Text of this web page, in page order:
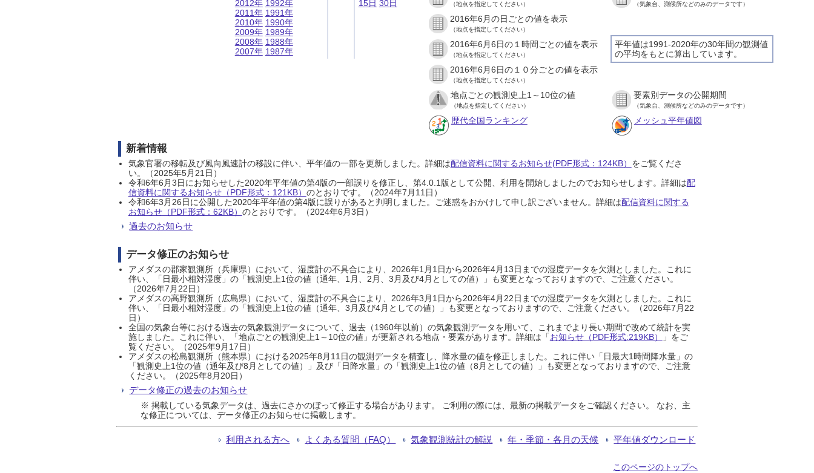
2012年
2011年
2010年
2009年
2008年
2007年
1992年
1991年
1990年
1989年
1988年
1987年
15日 30日
（地点を指定してください） （気象台、測候所などのみのデータです）
2016年6月の日ごとの値を表示
（地点を指定してください）
平年値は1991-2020年の30年間の観測値
の平均をもとに算出しています。
2016年6月6日の１時間ごとの値を表示
（地点を指定してください）
2016年6月6日の１０分ごとの値を表示
（地点を指定してください）
地点ごとの観測史上1～10位の値
（地点を指定してください）
要素別データの公開期間
（気象台、測候所などのみのデータです）
歴代全国ランキング メッシュ平年値図
新着情報
気象官署の移転及び風向風速計の移設に伴い、平年値の一部を更新しました。詳細は配信資料に関するお知らせ(PDF形式：124KB） をご覧くださ
い。（2025年5月21日）
令和6年6月3日にお知らせした2020年平年値の第4版の一部誤りを修正し、第4.0.1版として公開、利用を開始しましたのでお知らせします。詳細は配
信資料に関するお知らせ（PDF形式：121KB） のとおりです。（2024年7月11日）
令和6年3月26日に公開した2020年平年値の第4版に誤りがあると判明しました。ご迷惑をおかけして申し訳ございません。詳細は配信資料に関する
お知らせ（PDF形式：62KB） のとおりです。（2024年6月3日）
過去のお知らせ
データ修正のお知らせ
アメダスの郡家観測所（兵庫県）において、湿度計の不具合により、2026年1月1日から2026年4月13日までの湿度データを欠測としました。これに
伴い、「日最小相対湿度」の「観測史上1位の値（通年、1月、2月、3月及び4月としての値）」も変更となっておりますので、ご注意ください。
（2026年7月22日）
アメダスの高野観測所（広島県）において、湿度計の不具合により、2026年3月1日から2026年4月22日までの湿度データを欠測としました。これに
伴い、「日最小相対湿度」の「観測史上1位の値（通年、3月及び4月としての値）」も変更となっておりますので、ご注意ください。（2026年7月22
日）
全国の気象台等における過去の気象観測データについて、過去（1960年以前）の気象観測データを用いて、これまでより長い期間で改めて統計を実
施しました。これに伴い、「地点ごとの観測史上1～10位の値」が更新される地点・要素があります。詳細は「お知らせ（PDF形式:219KB）
」をご
覧ください。（2025年9月17日）
アメダスの松島観測所（熊本県）における2025年8月11日の観測データを精査し、降水量の値を修正しました。これに伴い「日最大1時間降水量」の
「観測史上1位の値（通年及び8月としての値）」及び「日降水量」の「観測史上1位の値（8月としての値）」も変更となっておりますので、ご注意
ください。（2025年8月20日）
データ修正の過去のお知らせ
※ 掲載している気象データは、過去にさかのぼって修正する場合があります。 ご利用の際には、最新の掲載データをご確認ください。 なお、主
な修正については、データ修正のお知らせに掲載します。
利用される方へ よくある質問（FAQ） 気象観測統計の解説 年・季節・各月の天候 平年値ダウンロード
このページのトップへ